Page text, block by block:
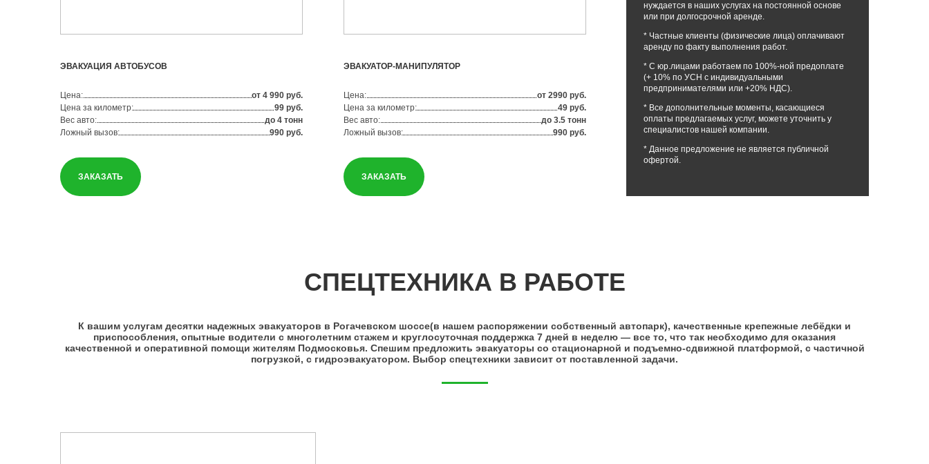
ЭВАКУАЦИЯ АВТОБУСОВ
Цена:
от 4 990 руб.
Цена за километр:
99 руб.
Вес авто:
до 4 тонн
Ложный вызов:
990 руб.
ЗАКАЗАТЬ
ЭВАКУАТОР-МАНИПУЛЯТОР
Цена:
от 2990 руб.
Цена за километр:
49 руб.
Вес авто:
до 3.5 тонн
Ложный вызов:
990 руб.
ЗАКАЗАТЬ
нуждается в наших услугах на постоянной основе
или при долгосрочной аренде.
* Частные клиенты (физические лица) оплачивают
аренду по факту выполнения работ.
* С юр.лицами работаем по 100%-ной предоплате
(+ 10% по УСН с индивидуальными
предпринимателями или +20% НДС).
* Все дополнительные моменты, касающиеся
оплаты предлагаемых услуг, можете уточнить у
специалистов нашей компании.
* Данное предложение не является публичной
офертой.
СПЕЦТЕХНИКА В РАБОТЕ
К вашим услугам десятки надежных эвакуаторов в Рогачевском шоссе(в нашем распоряжении собственный автопарк), качественные крепежные лебёдки и
приспособления, опытные водители с многолетним стажем и круглосуточная поддержка 7 дней в неделю — все то, что так необходимо для оказания
качественной и оперативной помощи жителям Подмосковья. Спешим предложить эвакуаторы со стационарной и подъемно-сдвижной платформой, с частичной
погрузкой, с гидроэвакуатором. Выбор спецтехники зависит от поставленной задачи.